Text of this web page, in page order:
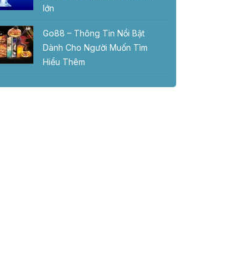
lớn
Go88 – Thông Tin Nổi Bật
Dành Cho Người Muốn Tìm
Hiểu Thêm